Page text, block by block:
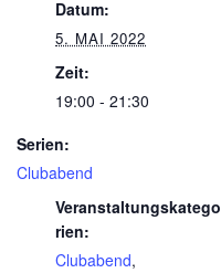
Datum:
5. MAI 2022
Zeit:
19:00 - 21:30
Serien:
Clubabend
Veranstaltungskatego
rien:
Clubabend,